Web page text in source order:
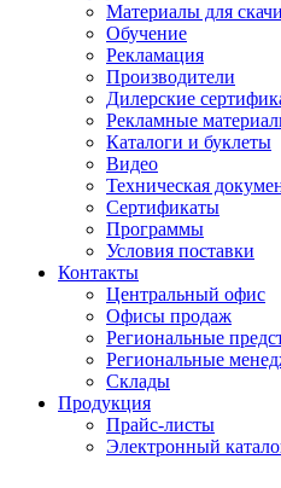
Материалы для
Обучение
Рекламация
Производители
Дилерские
Рекламные
Каталоги и буклеты
Видео
Техническая
Сертификаты
Программы
Условия поставки
Контакты
Центральный офис
Офисы продаж
Региональные
Региональные
Склады
Продукция
Прайс-листы
Электронный